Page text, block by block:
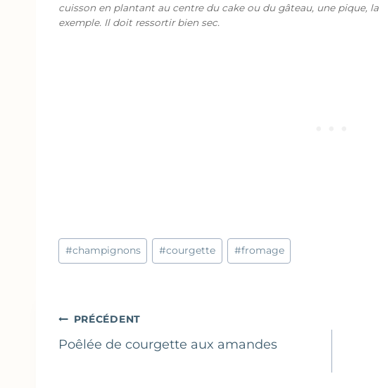
cuisson en plantant au centre du cake ou du gâteau, une pique,
exemple. Il doit ressortir bien sec.
Étiquettes
de
#champignons #courgette #fromage
Navigation
de
PRÉCÉDENT
Poêlée de courgette aux amandes